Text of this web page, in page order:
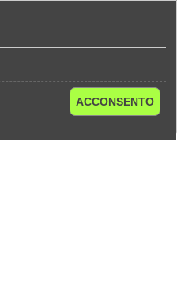
ACCONSENTO